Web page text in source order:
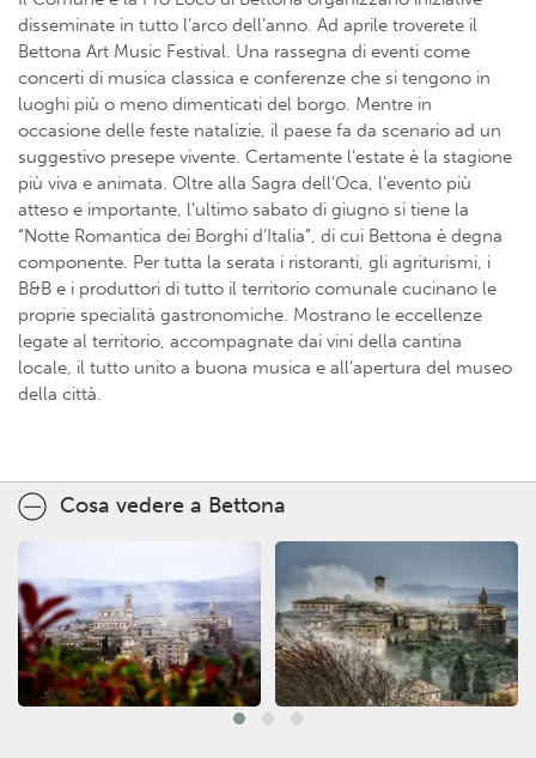
disseminate in tutto l’arco dell’anno. Ad aprile troverete il
Bettona Art Music Festival. Una rassegna di eventi come
concerti di musica classica e conferenze che si tengono in
luoghi più o meno dimenticati del borgo. Mentre in
occasione delle feste natalizie, il paese fa da scenario ad un
suggestivo presepe vivente. Certamente l’estate è la stagione
più viva e animata. Oltre alla Sagra dell’Oca, l’evento più
atteso e importante, l’ultimo sabato di giugno si tiene la
“Notte Romantica dei Borghi d’Italia”, di cui Bettona è degna
componente. Per tutta la serata i ristoranti, gli agriturismi, i
B&B e i produttori di tutto il territorio comunale cucinano le
proprie specialità gastronomiche. Mostrano le eccellenze
legate al territorio, accompagnate dai vini della cantina
locale, il tutto unito a buona musica e all’apertura del museo
della città.
Cosa vedere a Bettona